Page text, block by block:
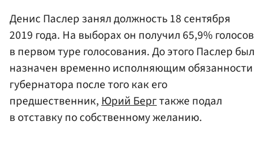
Денис Паслер занял должность 18 сентября
2019 года. На выборах он получил 65,9% голосов
в первом туре голосования. До этого Паслер был
назначен временно исполняющим обязанности
губернатора после того как его
предшественник,Юрий Бергтакже подал
в отставку по собственному желанию.